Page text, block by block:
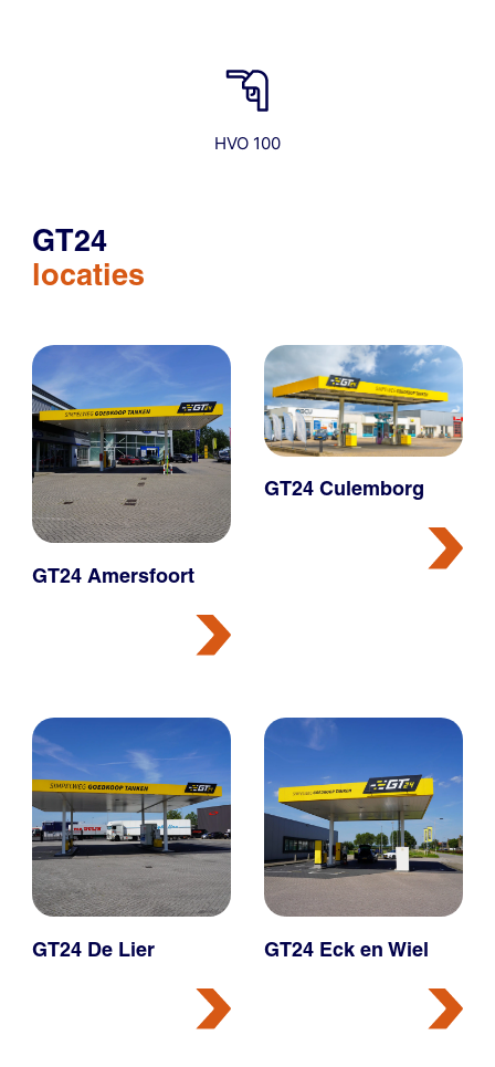
HVO 100
GT24
locaties
GT24 Amersfoort
GT24 Culemborg
GT24 De Lier GT24 Eck en Wiel